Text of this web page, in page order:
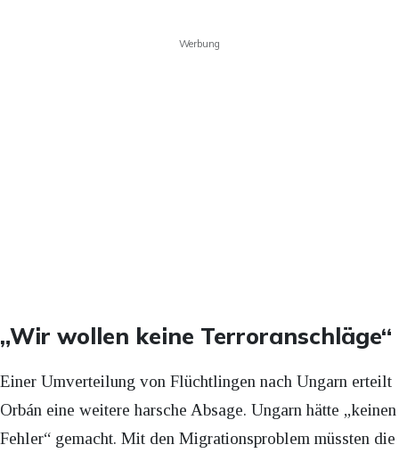
Werbung
„Wir wollen keine Terroranschläge“
Einer Umverteilung von Flüchtlingen nach Ungarn erteilt
Orbán eine weitere harsche Absage. Ungarn hätte „keinen
Fehler“ gemacht. Mit den Migrationsproblem müssten die